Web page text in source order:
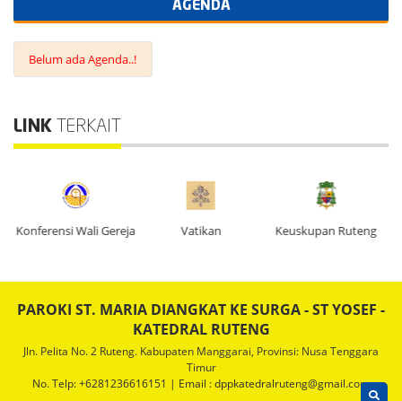
AGENDA
Belum ada Agenda..!
LINK TERKAIT
Konferensi Wali Gereja Vatikan Keuskupan Ruteng
PAROKI ST. MARIA DIANGKAT KE SURGA - ST YOSEF -
KATEDRAL RUTENG
Jln. Pelita No. 2 Ruteng. Kabupaten Manggarai, Provinsi: Nusa Tenggara
Timur
No. Telp: +6281236616151 | Email : dppkatedralruteng@gmail.com